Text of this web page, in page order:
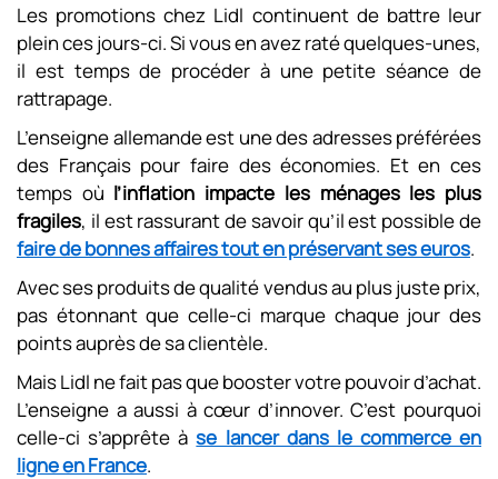
Les promotions chez Lidl continuent de battre leur
plein ces jours-ci. Si vous en avez raté quelques-unes,
il est temps de procéder à une petite séance de
rattrapage.
L’enseigne allemande est une des adresses préférées
des Français pour faire des économies. Et en ces
temps où l’inflation impacte les ménages les plus
fragiles, il est rassurant de savoir qu’il est possible de
faire de bonnes affaires tout en préservant ses euros.
Avec ses produits de qualité vendus au plus juste prix,
pas étonnant que celle-ci marque chaque jour des
points auprès de sa clientèle.
Mais Lidl ne fait pas que booster votre pouvoir d’achat.
L’enseigne a aussi à cœur d’innover. C’est pourquoi
celle-ci s’apprête àse lancer dans le commerce en
ligne en France.